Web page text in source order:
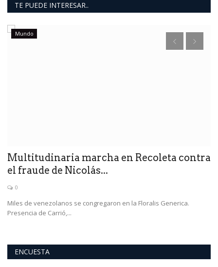
TE PUEDE INTERESAR..
Mundo
Multitudinaria marcha en Recoleta contra
el fraude de Nicolás...
0
Miles de venezolanos se congregaron en la Floralis Generica.
Presencia de Carrió,...
ENCUESTA